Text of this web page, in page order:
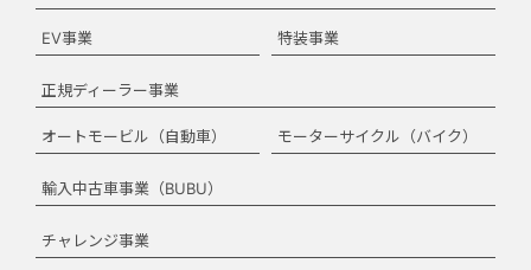
EV事業 特装事業
正規ディーラー事業
オートモービル（自動車） モーターサイクル（バイク）
輸入中古車事業（BUBU）
チャレンジ事業